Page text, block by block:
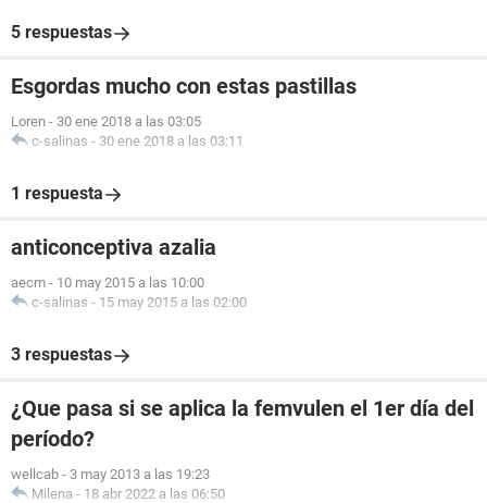
5 respuestas
Esgordas mucho con estas pastillas
Loren - 30 ene 2018 a las 03:05
c-salinas - 30 ene 2018 a las 03:11
1 respuesta
anticonceptiva azalia
aecm - 10 may 2015 a las 10:00
c-salinas - 15 may 2015 a las 02:00
3 respuestas
¿Que pasa si se aplica la femvulen el 1er día del
período?
wellcab - 3 may 2013 a las 19:23
Milena - 18 abr 2022 a las 06:50